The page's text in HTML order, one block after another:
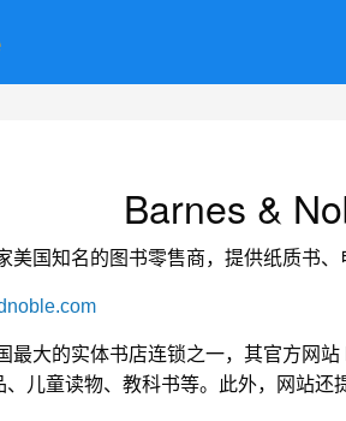
Barnes &
美国知名的图书零售商，提供纸质书
最大的实体书店连锁之一，其官方网
儿童读物、教科书等。此外，网站还